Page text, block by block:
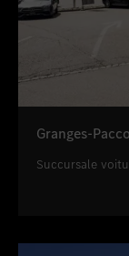
Granges-
Succursale